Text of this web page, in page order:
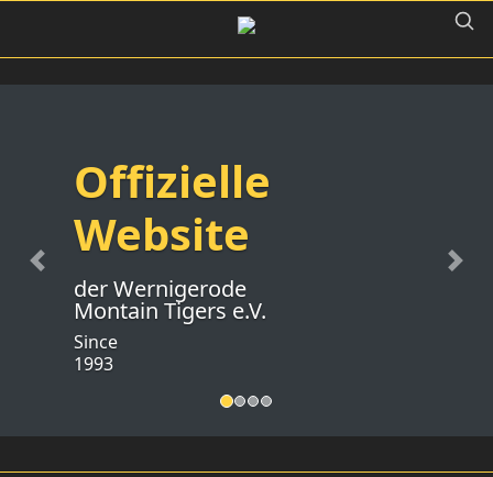
Offizielle
Website
der Wernigerode
Montain Tigers e.V.
Since
1993
Previous Next